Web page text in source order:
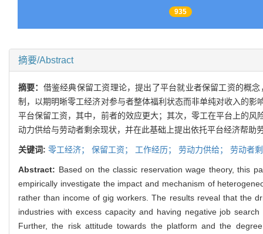
935
摘要/Abstract
摘要： 借鉴经典保留工资理论，提出了平台就业者保留工资的概
制，以期明晰零工经济对参与者整体福利状态而非单纯对收入的
平台保留工资，其中，前者的效应更大；其次，零工在平台上的
动力供给与劳动者剩余现状，并在此基础上提出依托平台经济帮助
关键词: 零工经济； 保留工资； 工作经历； 劳动力供给； 劳动者
Abstract: Based on the classic reservation wage theory, this
empirically investigate the impact and mechanism of
rather than income of gig workers. The results reveal that the
industries with excess capacity and having negative job
Further, the risk attitude towards the platform and the